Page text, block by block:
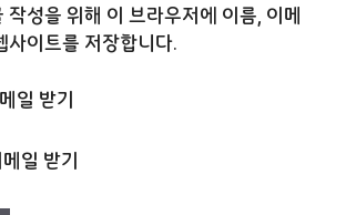
작성을 위해 이 브라우저에 이름, 이메
사이트를 저장합니다.
일 받기
일 받기